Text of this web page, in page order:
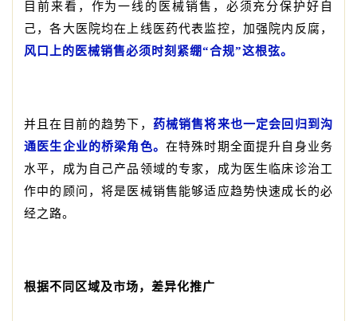
目前来看，作为一线的医械销售，必须充分保护好自
己，各大医院均在上线医药代表监控，加强院内反腐，
风口上的医械销售必须时刻紧绷“合规”这根弦。
并且在目前的趋势下， 药械销售将来也一定会回归到沟
通医生企业的桥梁角色。 在特殊时期全面提升自身业务
水平，成为自己产品领域的专家，成为医生临床诊治工
作中的顾问，将是医械销售能够适应趋势快速成长的必
经之路。
根据不同区域及市场，差异化推广